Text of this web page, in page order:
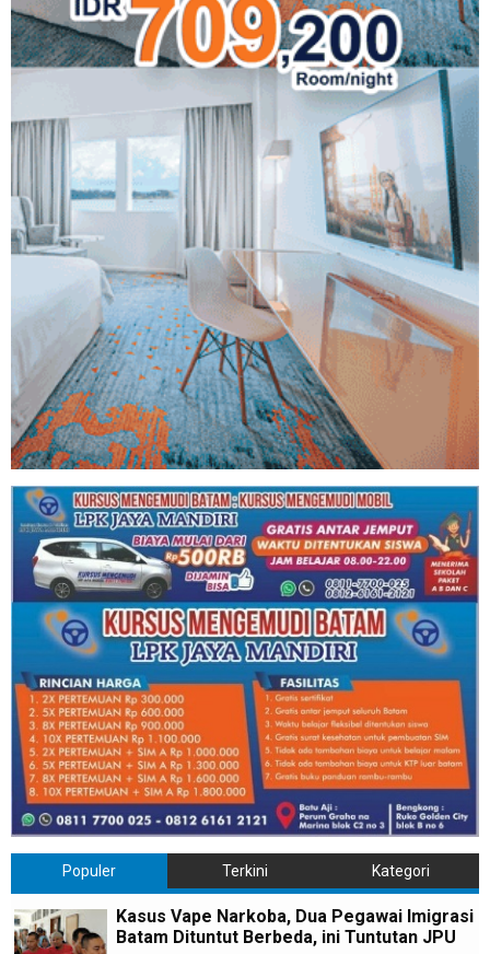
Populer Terkini Kategori
Kasus Vape Narkoba, Dua Pegawai Imigrasi
Batam Dituntut Berbeda, ini Tuntutan JPU